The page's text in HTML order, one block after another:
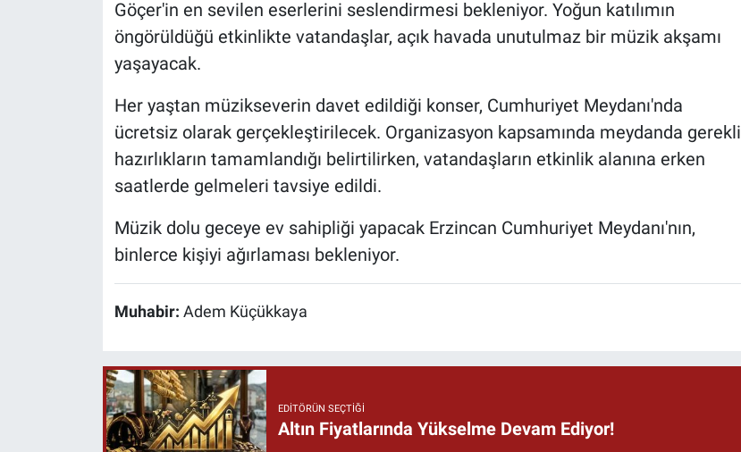
Göçer'in en sevilen eserlerini seslendirmesi bekleniyor. Yoğun katılımın
öngörüldüğü etkinlikte vatandaşlar, açık havada unutulmaz bir müzik akşamı
yaşayacak.
Her yaştan müzikseverin davet edildiği konser, Cumhuriyet Meydanı'nda
ücretsiz olarak gerçekleştirilecek. Organizasyon kapsamında meydanda gerekli
hazırlıkların tamamlandığı belirtilirken, vatandaşların etkinlik alanına erken
saatlerde gelmeleri tavsiye edildi.
Müzik dolu geceye ev sahipliği yapacak Erzincan Cumhuriyet Meydanı'nın,
binlerce kişiyi ağırlaması bekleniyor.
Muhabir: Adem Küçükkaya
EDITÖRÜN SEÇTIĞI
Altın Fiyatlarında Yükselme Devam Ediyor!